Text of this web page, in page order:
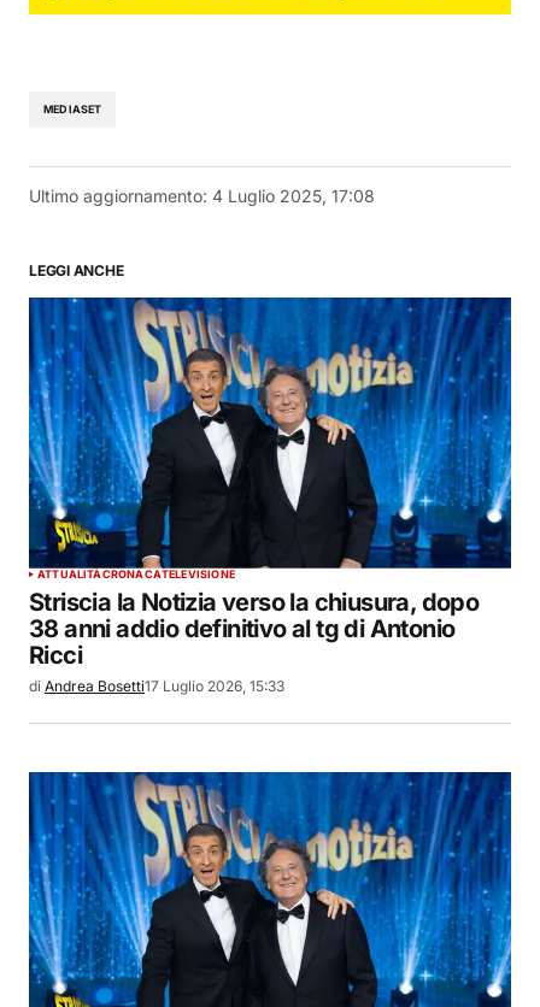
MEDIASET
Ultimo aggiornamento: 4 Luglio 2025, 17:08
LEGGI ANCHE
ATTUALITÀCRONACATELEVISIONE
Striscia la Notizia verso la chiusura, dopo
38 anni addio definitivo al tg di Antonio
Ricci
di Andrea Bosetti17 Luglio 2026, 15:33